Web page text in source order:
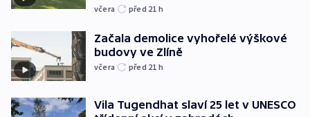
včera před 21 h
Začala demolice vyhořelé výškové
budovy ve Zlíně
včera před 21 h
Vila Tugendhat slaví 25 let v UNESCO